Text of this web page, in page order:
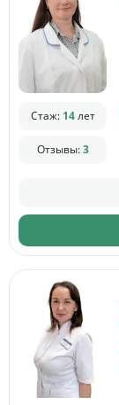
Стаж: 14лет
Отзывы:3